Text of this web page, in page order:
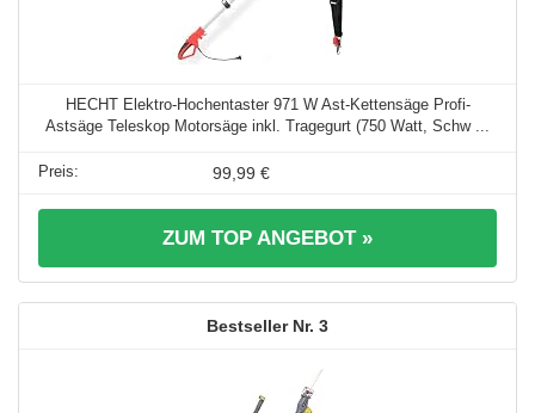
HECHT Elektro-Hochentaster 971 W Ast-Kettensäge Profi-
Astsäge Teleskop Motorsäge inkl. Tragegurt (750 Watt, Schw ...
99,99 €
ZUM TOP ANGEBOT »
3